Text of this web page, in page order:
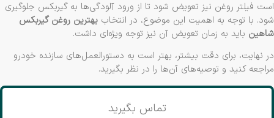
فیلتر روغن نیز تعویض شود تا از ورود آلودگی‌ها به گیربکس جلوگیری
با توجه به اهمیت این موضوع، در انتخاببهترین روغن گیربکس
باید به زمان تعویض آن نیز توجه ویژه‌ای داشت.
نهایت، برای دقت بیشتر، بهتر است به دستورالعمل‌های سازنده خودرو
کنید و توصیه‌های آن‌ها را در نظر بگیرید.
تماس بگیرید